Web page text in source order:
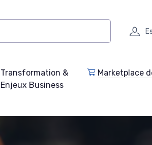
Transformation &
Enjeux Business
Marketplace